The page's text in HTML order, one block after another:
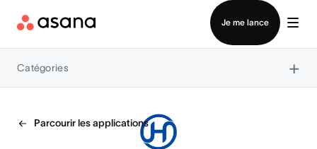
Je me lance
Contacter le service commercial
Catégories ×
Parcourir les applications